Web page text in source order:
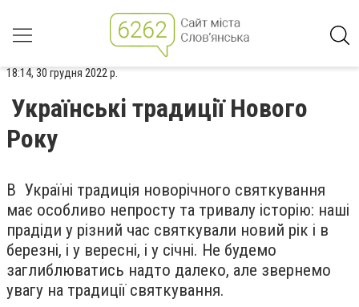
18:14, 30 грудня 2022 р.
Українські традиції Нового
Року
В Україні традиція новорічного святкування
має особливо непросту та тривалу історію: наші
прадіди у різний час святкували новий рік і в
березні, і у вересні, і у січні. Не будемо
заглиблюватись надто далеко, але звернемо
увагу на традиції святкування.